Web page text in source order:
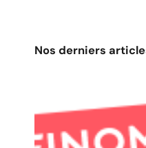
Nos derniers